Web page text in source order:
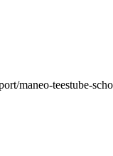
maneo-teestube-